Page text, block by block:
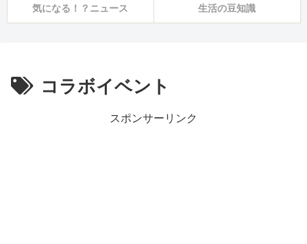
気になる！？ニュース 生活の豆知識
コラボイベント
スポンサーリンク